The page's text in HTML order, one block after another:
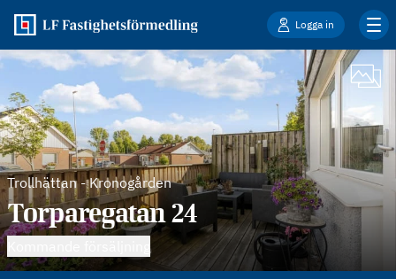
Logga in
Trollhättan-Kronogården
Torparegatan 24